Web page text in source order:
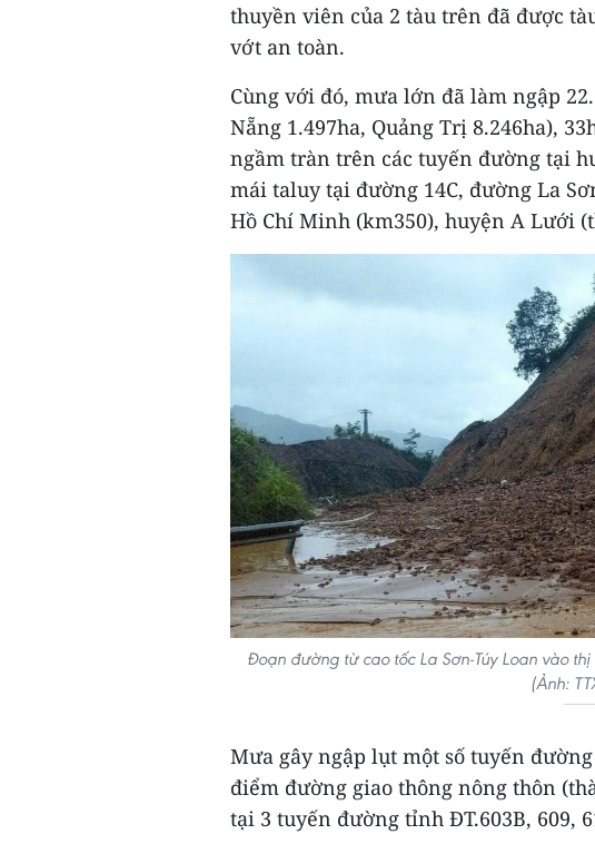
thuyền viên của 2 tàu trên đã được
vớt an toàn.
Cùng với đó, mưa lớn đã làm ngập
Nẵng 1.497ha, Quảng Trị 8.246ha),
ngầm tràn trên các tuyến đường tại
mái taluy tại đường 14C, đường La
Hồ Chí Minh (km350), huyện A Lưới
Đoạn đường từ cao tốc La Sơn-Túy Loan vào
(Ảnh:
Mưa gây ngập lụt một số tuyến
điểm đường giao thông nông thôn
tại 3 tuyến đường tỉnh ĐT.603B, 609,